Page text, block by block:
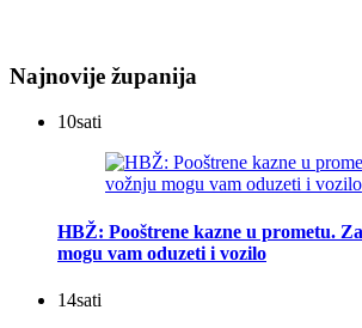
Najnovije županija
10sati
HBŽ: Pooštrene kazne u prometu.
mogu vam oduzeti i vozilo
14sati